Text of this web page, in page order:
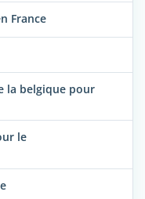
France
la belgique pour
le